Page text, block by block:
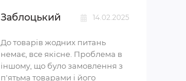
Заблоцький 14.02.2025
До товарів жодних питань
немає, все якісне. Проблема в
іншому, що було замовлення з
п'ятьма товарами і його